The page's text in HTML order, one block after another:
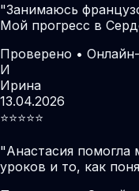
"Занимаюсь
Мой прогресс в
Проверено •
И
Ирина
13.04.2026
⭐️⭐️⭐️⭐️⭐️
"Анастасия помогла
уроков и то, как